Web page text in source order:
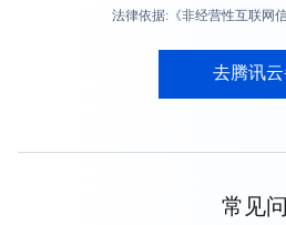
法律依据:《非经营性互联网
去腾讯
常见